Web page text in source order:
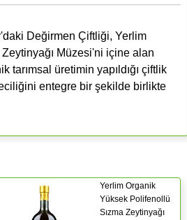
Değirmen Çiftliği, Yerlim
Müzesi'ni içine alan
tarımsal üretimin yapıldığı çiftlik
entegre bir şekilde birlikte
Yerlim Organik
Yüksek Polifenollü
Sızma Zeytinyağı